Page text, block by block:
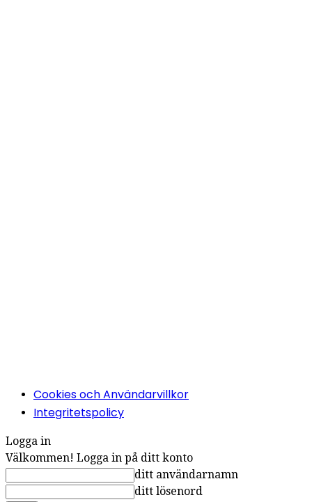
Cookies och Användarvillkor
Integritetspolicy
Logga in
Välkommen! Logga in på ditt konto
ditt användarnamn
ditt lösenord